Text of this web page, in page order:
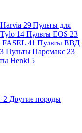
29 Пульты для
14 Пульты EOS 23
FASEL 41 Пульты ВВД
3 Пульты Паромакс 23
Henki 5
2 Другие породы